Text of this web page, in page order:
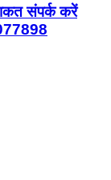
संपर्क करें